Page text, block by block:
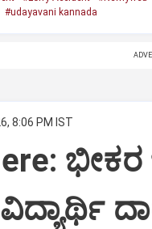
#udayavani kannada
8:06 PM IST